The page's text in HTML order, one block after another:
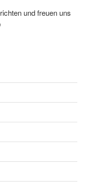
und freuen uns